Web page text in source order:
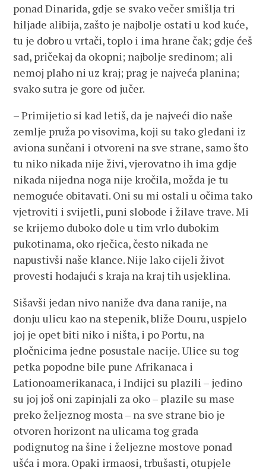
ponad Dinarida, gdje se svako večer smišlja tri
hiljade alibija, zašto je najbolje ostati u kod kuće,
tu je dobro u vrtači, toplo i ima hrane čak; gdje ćeš
sad, pričekaj da okopni; najbolje sredinom; ali
nemoj plaho ni uz kraj; prag je najveća planina;
svako sutra je gore od jučer.
– Primijetio si kad letiš, da je najveći dio naše
zemlje pruža po visovima, koji su tako gledani iz
aviona sunčani i otvoreni na sve strane, samo što
tu niko nikada nije živi, vjerovatno ih ima gdje
nikada nijedna noga nije kročila, možda je tu
nemoguće obitavati. Oni su mi ostali u očima tako
vjetroviti i svijetli, puni slobode i žilave trave. Mi
se krijemo duboko dole u tim vrlo dubokim
pukotinama, oko rječica, često nikada ne
napustivši naše klance. Nije lako cijeli život
provesti hodajući s kraja na kraj tih usjeklina.
Sišavši jedan nivo naniže dva dana ranije, na
donju ulicu kao na stepenik, bliže Douru, uspjelo
joj je opet biti niko i ništa, i po Portu, na
pločnicima jedne posustale nacije. Ulice su tog
petka popodne bile pune Afrikanaca i
Lationoamerikanaca, i Indijci su plazili – jedino
su joj još oni zapinjali za oko – plazile su mase
preko željeznog mosta – na sve strane bio je
otvoren horizont na ulicama tog grada
podignutog na šine i željezne mostove ponad
ušća i mora. Opaki irmaosi, trbušasti, otupjele